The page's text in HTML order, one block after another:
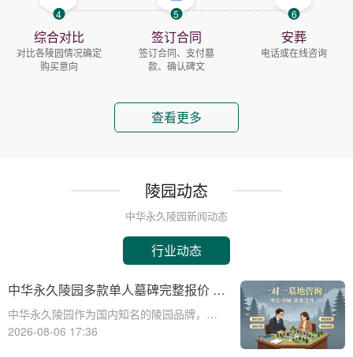
4
综合对比
对比各陵园情况确定
购买意向
5
签订合同
签订合同、支付墓
款、确认碑文
6
安葬
电话或在线咨询
查看更多
陵园动态
中华永久陵园新闻动态
行业动态
中华永久陵园多款单人墓碑完整报价 淡
季下单直降数千元详解
中华永久陵园作为国内知名的陵园品牌，提
供多种单人墓碑选择，满足不同客户的需
2026-08-06 17:36